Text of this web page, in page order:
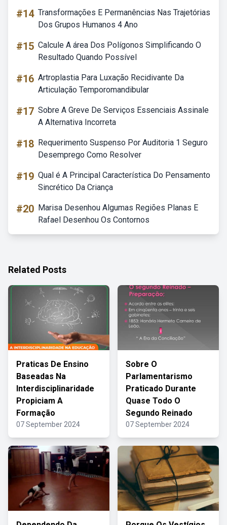
#14 Transformações E Permanências Nas Trajetórias
Dos Grupos Humanos 4 Ano
#15 Calcule A área Dos Polígonos Simplificando O
Resultado Quando Possível
#16 Artroplastia Para Luxação Recidivante Da
Articulação Temporomandibular
#17 Sobre A Greve De Serviços Essenciais Assinale
A Alternativa Incorreta
#18 Requerimento Suspenso Por Auditoria 1 Seguro
Desemprego Como Resolver
#19 Qual é A Principal Característica Do Pensamento
Sincrético Da Criança
#20 Marisa Desenhou Algumas Regiões Planas E
Rafael Desenhou Os Contornos
Related Posts
Praticas De Ensino
Baseadas Na
Interdisciplinaridade
Propiciam A
Formação
07 September 2024
Sobre O
Parlamentarismo
Praticado Durante
Quase Todo O
Segundo Reinado
07 September 2024